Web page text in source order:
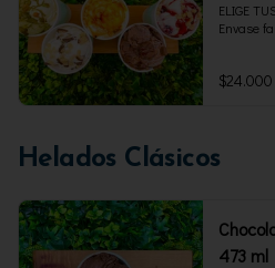
ELIGE
Envase
$24.000
Helados Clásicos
473 ml